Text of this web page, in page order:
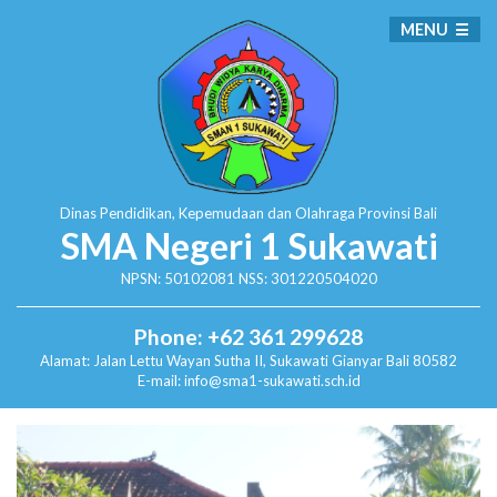
Dinas Pendidikan, Kepemudaan dan Olahraga Provinsi Bali
SMA Negeri 1 Sukawati
NPSN: 50102081 NSS: 301220504020
Phone: +62 361 299628
Alamat: Jalan Lettu Wayan Sutha II, SukawatiGianyar Bali 80582
E-mail: info@sma1-sukawati.sch.id
MENU